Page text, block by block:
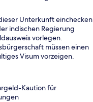
Unterkunft einchecken
indischen Regierung
vorlegen.
müssen einen
Visum vorzeigen.
Kaution für